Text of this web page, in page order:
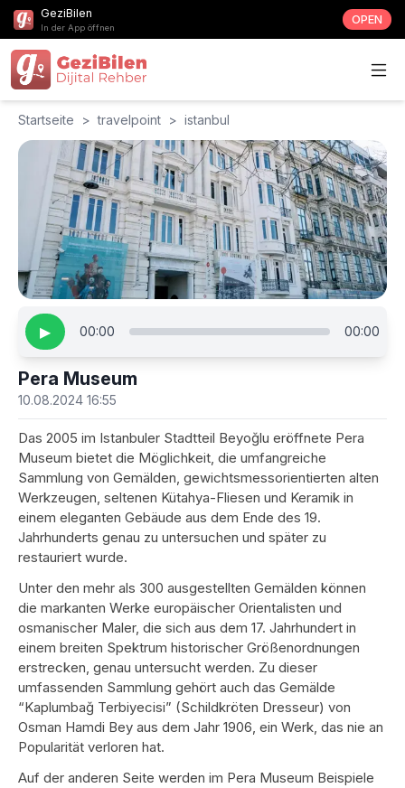
GeziBilen
In der App öffnen
OPEN
Startseite > travelpoint > istanbul
▶ 00:00 00:00
Pera Museum
10.08.2024 16:55
Das 2005 im Istanbuler Stadtteil Beyoğlu eröffnete Pera
Museum bietet die Möglichkeit, die umfangreiche
Sammlung von Gemälden, gewichtsmessorientierten alten
Werkzeugen, seltenen Kütahya-Fliesen und Keramik in
einem eleganten Gebäude aus dem Ende des 19.
Jahrhunderts genau zu untersuchen und später zu
restauriert wurde.
Unter den mehr als 300 ausgestellten Gemälden können
die markanten Werke europäischer Orientalisten und
osmanischer Maler, die sich aus dem 17. Jahrhundert in
einem breiten Spektrum historischer Größenordnungen
erstrecken, genau untersucht werden. Zu dieser
umfassenden Sammlung gehört auch das Gemälde
“Kaplumbağ Terbiyecisi” (Schildkröten Dresseur) von
Osman Hamdi Bey aus dem Jahr 1906, ein Werk, das nie an
Popularität verloren hat.
Auf der anderen Seite werden im Pera Museum Beispiele